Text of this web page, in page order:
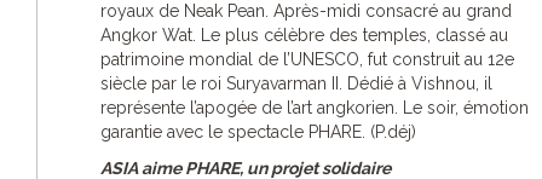
royaux de Neak Pean. Après-midi consacré au grand
Angkor Wat. Le plus célèbre des temples, classé au
patrimoine mondial de l’UNESCO, fut construit au 12e
siècle par le roi Suryavarman II. Dédié à Vishnou, il
représente l’apogée de l’art angkorien. Le soir, émotion
garantie avec le spectacle PHARE. (P.déj)
ASIA aime PHARE, un projet solidaire